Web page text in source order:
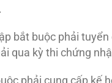
bắt buộc phải tuyển
qua kỳ thi chứng
phải cung cấp kế